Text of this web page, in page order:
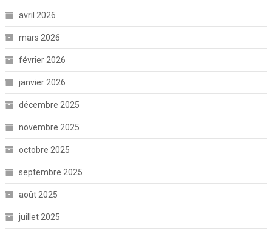
avril 2026
mars 2026
février 2026
janvier 2026
décembre 2025
novembre 2025
octobre 2025
septembre 2025
août 2025
juillet 2025